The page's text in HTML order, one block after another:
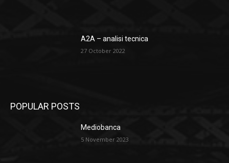
A2A – analisi tecnica
27 October 2022
POPULAR POSTS
Mediobanca
5 November 2023